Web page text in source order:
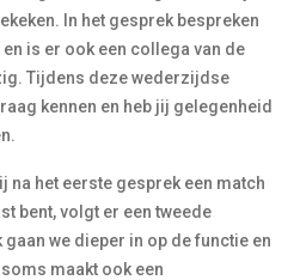
In het gesprek bespreken
is er ook een collega van de
Tijdens deze wederzijdse
kennen en heb jij gelegenheid
na het eerste gesprek een match
bent, volgt er een tweede
we dieper in op de functie en
maakt ook een